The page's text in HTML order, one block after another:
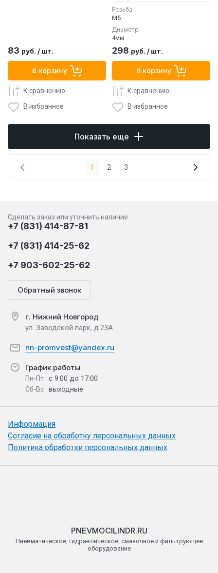
83 руб. / шт.
В корзину
К сравнению
В избранное
Резьба
M5
Диаметр
4мм
298 руб. / шт.
В корзину
К сравнению
В избранное
Показать еще
1 2 3
Сделать заказ или уточнить наличие
+7 (831) 414-87-81
+7 (831) 414-25-62
+7 903-602-25-62
Обратный звонок
г. Нижний Новгород
ул. Заводской парк, д.23А
nn-promvest@yandex.ru
График работы
Пн-Пт с 9:00 до 17:00
Сб-Вс выходные
Информация
Согласие на обработку персональных данных
Политика обработки персональных данных
PNEVMOCILINDR.RU
Пневматическое, гидравлическое, смазочное и фильтрующее
оборудование